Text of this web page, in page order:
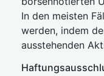
In den meisten
werden, indem
ausstehenden